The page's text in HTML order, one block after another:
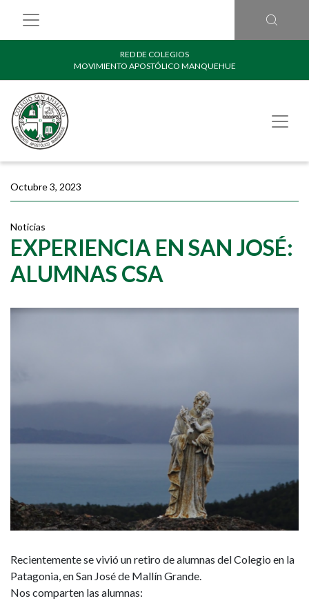
RED DE COLEGIOS
MOVIMIENTO APOSTÓLICO MANQUEHUE
Octubre 3, 2023
Noticias
EXPERIENCIA EN SAN JOSÉ:
ALUMNAS CSA
Recientemente se vivió un retiro de alumnas del Colegio en la
Patagonia, en San José de Mallín Grande.
Nos comparten las alumnas: